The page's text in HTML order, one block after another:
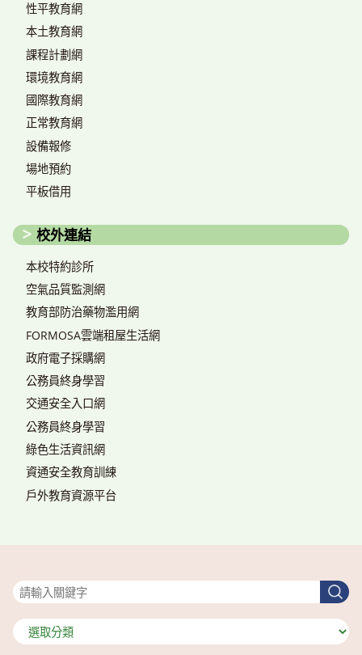
性平教育網
本土教育網
課程計劃網
環境教育網
國際教育網
正常教育網
設備報修
場地預約
平板借用
校外連結
本校特約診所
空氣品質監測網
教育部防治藥物濫用網
FORMOSA雲端租屋生活網
政府電子採購網
公務員終身學習
交通安全入口網
公務員終身學習
綠色生活資訊網
資通安全教育訓練
戶外教育資源平台
搜
尋
分
類